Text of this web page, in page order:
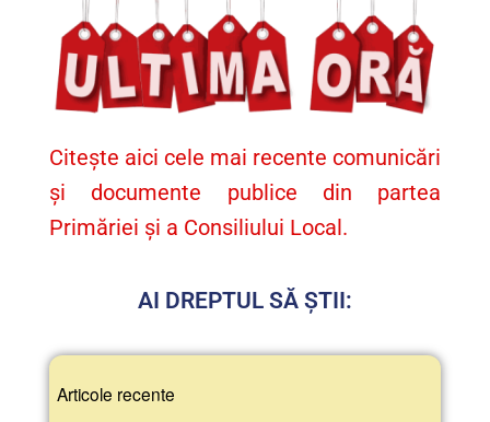
Citește aici cele mai recente comunicări
și documente publice din partea
Primăriei și a Consiliului Local.
AI DREPTUL SĂ ȘTII:
Articole recente